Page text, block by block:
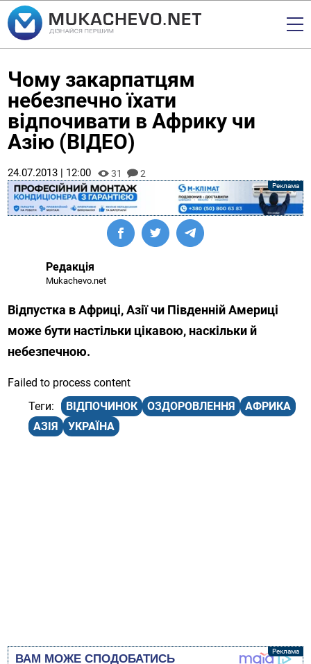
Чому закарпатцям
небезпечно їхати
відпочивати в Африку чи
Азію (ВІДЕО)
24.07.2013 | 12:00 31 2
Редакція
Mukachevo.net
Відпустка в Африці, Азії чи Південній Америці
може бути настільки цікавою, наскільки й
небезпечною.
Failed to process content
ВІДПОЧИНОК
ОЗДОРОВЛЕННЯ
АФРИКА
АЗІЯ
УКРАЇНА